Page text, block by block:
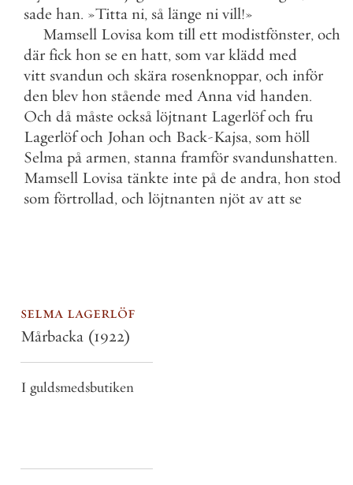
sade han. »Titta ni, så länge ni vill!»
Mamsell Lovisa kom till ett modistfönster, och
där fick hon se en hatt, som var klädd med
vitt svandun och skära rosenknoppar, och inför
den blev hon stående med Anna vid handen.
Och då måste också löjtnant Lagerlöf och fru
Lagerlöf och Johan och Back-Kajsa, som höll
Selma på armen, stanna framför svandunshatten.
Mamsell Lovisa tänkte inte på de andra, hon stod
som förtrollad, och löjtnanten njöt av att se
selma lagerlöf
Mårbacka (1922)
I guldsmedsbutiken